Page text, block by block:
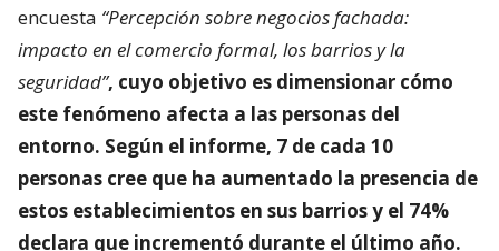
encuesta “Percepción sobre negocios fachada:
impacto en el comercio formal, los barrios y la
seguridad”, cuyo objetivo es dimensionar cómo
este fenómeno afecta a las personas del
entorno. Según el informe, 7 de cada 10
personas cree que ha aumentado la presencia de
estos establecimientos en sus barrios y el 74%
declara que incrementó durante el último año.